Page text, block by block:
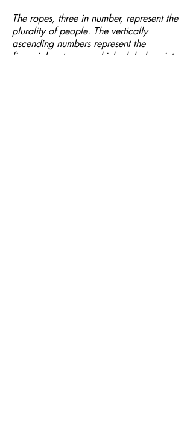
The ropes, three in number, represent the
plurality of people. The vertically
ascending numbers represent the
financial system on which global society